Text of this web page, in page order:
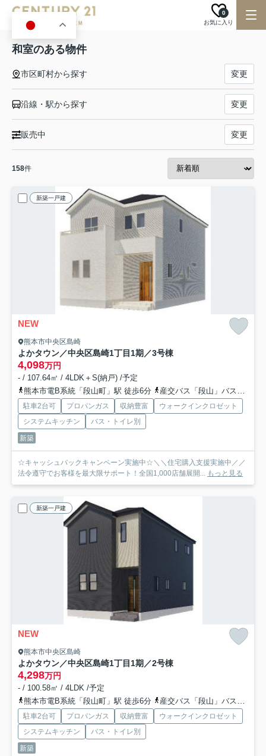
お気に入り
0
和室のある物件
市区町村から探す 変更
沿線・駅から探す 変更
販売中 変更
158件
新築一戸建
NEW
熊本市中央区島崎
よかタウン／中央区島崎1丁目1期／3号棟
4,098万円
- / 107.64㎡ / 4LDK＋S(納戸) /予定
熊本市電B系統「段山町」駅 徒歩6分
産交バス「段山」バス停下車 徒歩7分
駐車2台可 プロパンガス 収納豊富
ウォークインクロゼット
システムキッチン
バス・トイレ別
新築
☆キャッシュバックキャンペーン実施中☆＼＼住宅購入支援実施中／／
法令遵守でお客様を最大限サポート！全国1,000店舗展開... もっと見る
新築一戸建
NEW
熊本市中央区島崎
よかタウン／中央区島崎1丁目1期／2号棟
4,298万円
- / 100.58㎡ / 4LDK /予定
熊本市電B系統「段山町」駅 徒歩6分
産交バス「段山」バス停下車 徒歩7分
駐車2台可 プロパンガス 収納豊富
ウォークインクロゼット
システムキッチン
バス・トイレ別
新築